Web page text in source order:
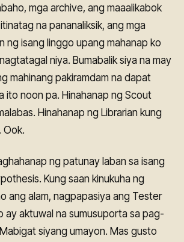
mga archive, ang maaalikabok
na pananaliksik, ang mga
ng isang linggo upang mahanap ko
niya. Bumabalik siya na may
mahinang pakiramdam na dapat
ito noon pa. Hinahanap ng Scout
Hinahanap ng Librarian kung
Ook.
ng patunay laban sa isang
Kung saan kinukuha ng
ang alam, nagpapasiya ang Tester
ay aktuwal na sumusuporta sa pag-
siyang umayon. Mas gusto